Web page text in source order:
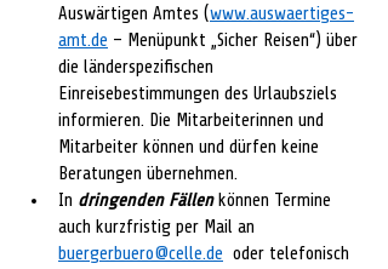
Auswärtigen Amtes (www.auswaertiges-
amt.de – Menüpunkt „Sicher Reisen“) über
die länderspezifischen
Einreisebestimmungen des Urlaubsziels
informieren. Die Mitarbeiterinnen und
Mitarbeiter können und dürfen keine
Beratungen übernehmen.
In dringenden Fällen können Termine
auch kurzfristig per Mail an
buergerbuero@celle.de oder telefonisch